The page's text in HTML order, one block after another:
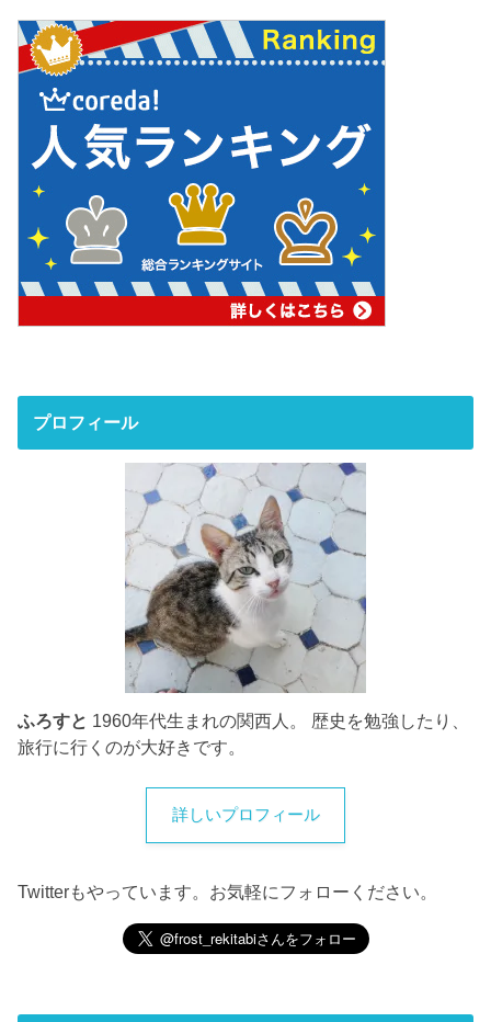
プロフィール
ふろすと 1960年代生まれの関西人。 歴史を勉強したり、
旅行に行くのが大好きです。
詳しいプロフィール
Twitterもやっています。お気軽にフォローください。